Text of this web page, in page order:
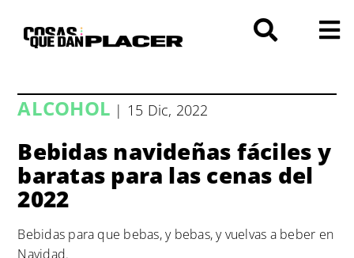
contenido
ALCOHOL | 15 Dic, 2022
Bebidas navideñas fáciles y
baratas para las cenas del
2022
Bebidas para que bebas, y bebas, y vuelvas a beber en
Navidad.